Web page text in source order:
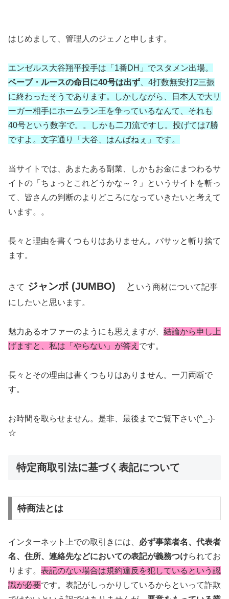
はじめまして、管理人のジェノと申します。
エンゼルス大谷翔平投手は「1番DH」でスタメン出場。
ベーブ・ルースの命日に40号は出ず 、4打数無安打2三振
に終わったそうであります。しかしながら、日本人で大リ
ーガー相手にホームラン王を争っているなんて、それも
40号という数字で。。しかも二刀流ですし。投げては7勝
ですよ。文字通り「大谷、はんぱねぇ」です。
当サイトでは、あまたある副業、しかもお金にまつわるサ
イトの「ちょっとこれどうかな～？」というサイトを斬っ
て、皆さんの判断のよりどころになっていきたいと考えて
います。。
長々と理由を書くつもりはありません。バサッと斬り捨て
ます。
さて ジャンボ (JUMBO) と いう商材について記事
にしたいと思います。
魅力あるオファーのようにも思えますが、 結論から申し上
げますと、私は「やらない」が答え です。
長々とその理由は書くつもりはありません。一刀両断で
す。
お時間を取らせません。是非、最後までご覧下さい(^_-)-
☆
特定商取引法に基づく表記について
特商法とは
インターネット上での取引きには、 必ず事業者名、代表者
名、住所、連絡先などにおいての表記が義務つけられてお
ります。 表記のない場合は規約違反を犯しているという認
識が必要です。表記がしっかりしているからといって詐欺